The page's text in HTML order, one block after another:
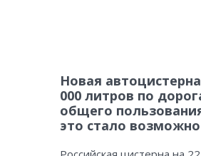
Новая
000 литров по
общего
это стало возможно